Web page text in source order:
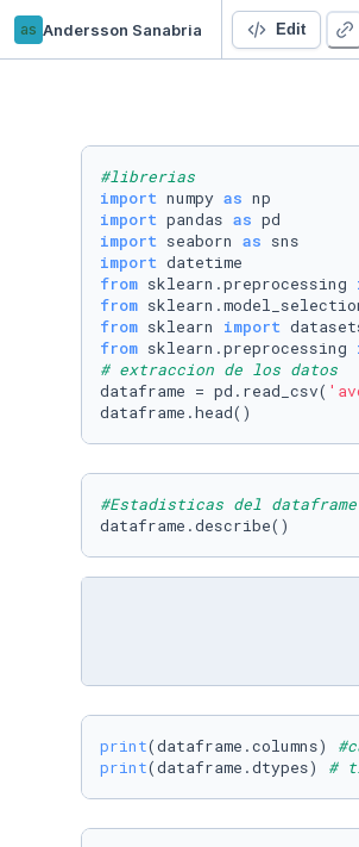
as Andersson Sanabria Avocado project Edit
#librerias
import numpy as
import pandas as
import seaborn as
import
from sklearn.preprocessing
from
from sklearn import
from sklearn.preprocessing
# extraccion de los datos
dataframe = pd.read_csv(
dataframe.head()
#Estadisticas del dataframe
dataframe.describe()
print(dataframe.columns)
print(dataframe.dtypes) #